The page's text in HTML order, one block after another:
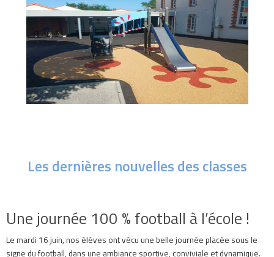
Les dernières nouvelles des classes
Une journée 100 % football à l’école !
Le mardi 16 juin, nos élèves ont vécu une belle journée placée sous le
signe du football, dans une ambiance sportive, conviviale et dynamique.